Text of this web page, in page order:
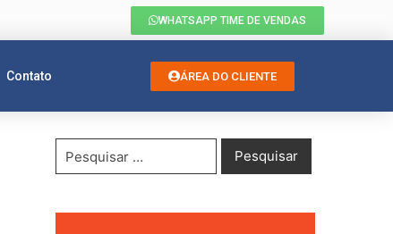
WHATSAPP TIME DE VENDAS
Contato ÁREA DO CLIENTE